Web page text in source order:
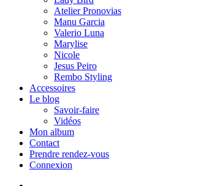
Atelier Pronovias
Manu Garcia
Valerio Luna
Marylise
Nicole
Jesus Peiro
Rembo Styling
Accessoires
Le blog
Savoir-faire
Vidéos
Mon album
Contact
Prendre rendez-vous
Connexion